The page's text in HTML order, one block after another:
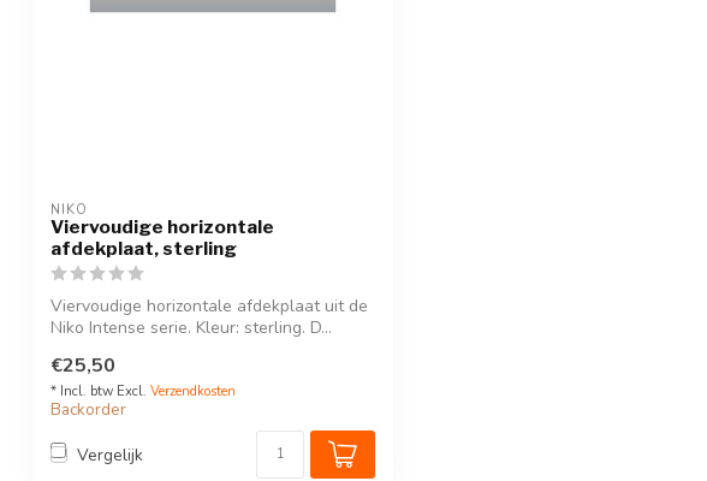
NIKO
Viervoudige horizontale
afdekplaat, sterling
Viervoudige horizontale afdekplaat uit de
Niko Intense serie. Kleur: sterling. D...
€25,50
* Incl. btw Excl. Verzendkosten
Backorder
Vergelijk